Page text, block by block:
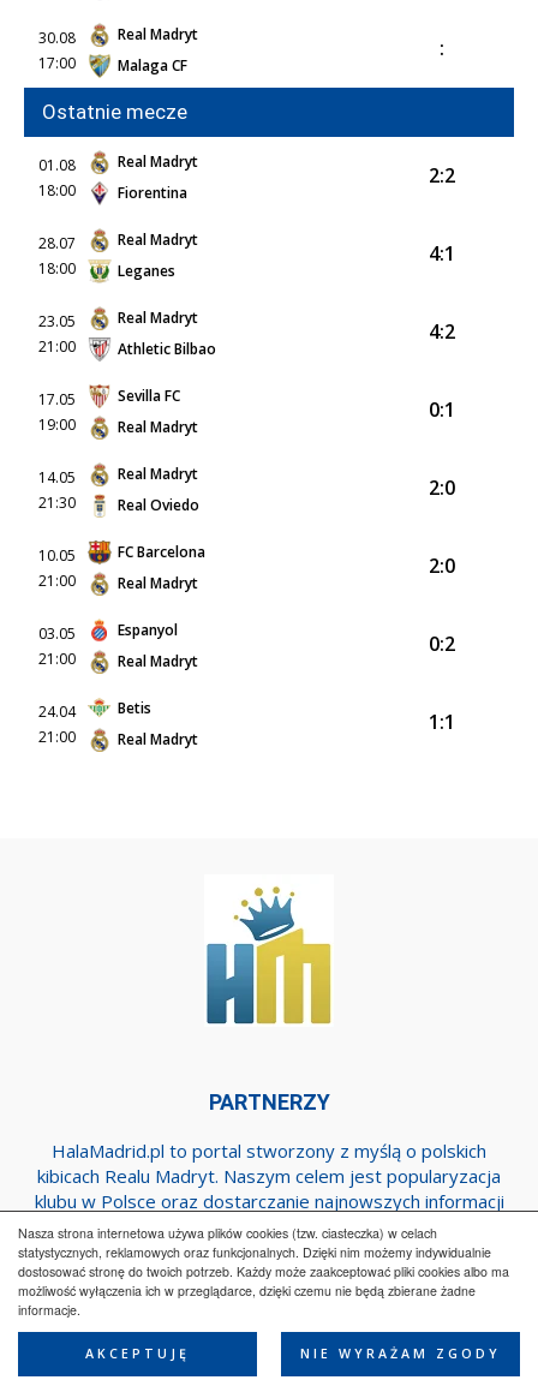
Nasza strona internetowa używa plików cookies (tzw. ciasteczka) w celach
statystycznych, reklamowych oraz funkcjonalnych. Dzięki nim możemy indywidualnie
dostosować stronę do twoich potrzeb. Każdy może zaakceptować pliki cookies albo ma
możliwość wyłączenia ich w przeglądarce, dzięki czemu nie będą zbierane żadne
informacje.
AKCEPTUJĘ NIE WYRAŻAM ZGODY
30.08
17:00
Real Madryt
Malaga CF
:
Ostatnie mecze
01.08
18:00
Real Madryt
Fiorentina
2:2
28.07
18:00
Real Madryt
Leganes
4:1
23.05
21:00
Real Madryt
Athletic Bilbao
4:2
17.05
19:00
Sevilla FC
Real Madryt
0:1
14.05
21:30
Real Madryt
Real Oviedo
2:0
10.05
21:00
FC Barcelona
Real Madryt
2:0
03.05
21:00
Espanyol
Real Madryt
0:2
24.04
21:00
Betis
Real Madryt
1:1
PARTNERZY
HalaMadrid.pl to portal stworzony z myślą o polskich
kibicach Realu Madryt. Naszym celem jest popularyzacja
klubu w Polsce oraz dostarczanie najnowszych informacji
dotyczących zespołu z Estadio Santiago Bernabeu.
Regulamin Współpraca Reklama
Polityka prywatności
© HalaMadrid.pl 2015-2025 All Rights Reserved.